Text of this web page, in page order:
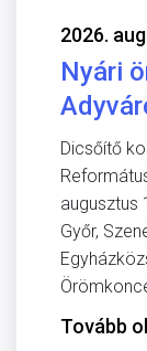
2026.
Nyári
Dicsőítő
augusztus
Győr,
Tovább